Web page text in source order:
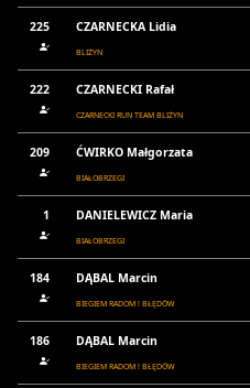
225 CZARNECKA Lidia
BLIŻYN
222 CZARNECKI Rafał
CZARNECKI RUN TEAM BLIŻYN
209 ĆWIRKO Małgorzata
BIAŁOBRZEGI
1 DANIELEWICZ Maria
BIAŁOBRZEGI
184 DĄBAL Marcin
BIEGIEM RADOM ! BŁĘDÓW
186 DĄBAL Marcin
BIEGIEM RADOM ! BŁĘDÓW